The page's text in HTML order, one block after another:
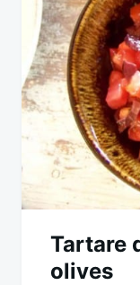
Tartare
olives